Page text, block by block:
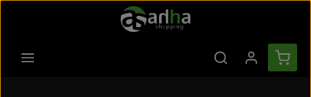
Zum Hauptinhalt springen